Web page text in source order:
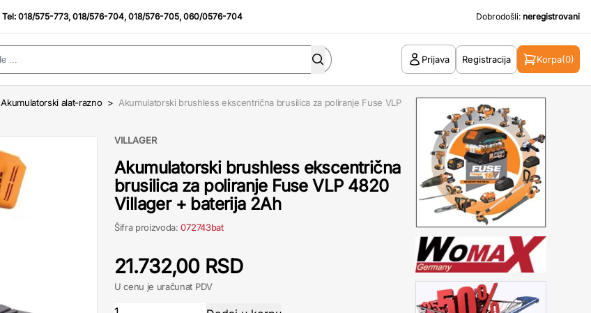
Tel:018/575-773,018/576-704,018/576-705,060/0576-704 Dobrodošli: neregistrovani
Prijava Registracija Korpa(0)
Akumulatorski alat-razno > Akumulatorski brushless ekscentrična brusilica za poliranje Fuse VLP
VILLAGER
Akumulatorski brushless ekscentrična
brusilica za poliranje Fuse VLP 4820
Villager + baterija 2Ah
Šifra proizvoda:072743bat
21.732,00 RSD
U cenu je uračunat PDV